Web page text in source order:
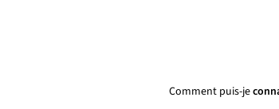
Comment puis-je